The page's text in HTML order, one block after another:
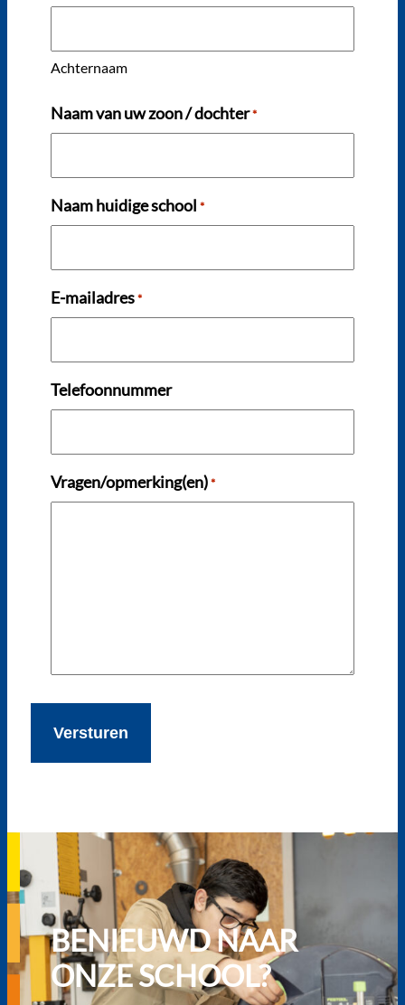
Achternaam
Naam van uw zoon / dochter *
Naam huidige school *
E-mailadres *
Telefoonnummer
Vragen/opmerking(en) *
BENIEUWD NAAR
ONZE SCHOOL?